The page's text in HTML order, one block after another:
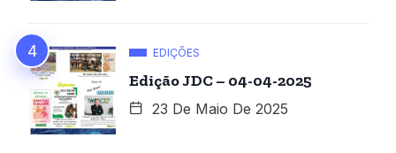
EDIÇÕES
Edição JDC – 04-04-2025
23 De Maio De 2025